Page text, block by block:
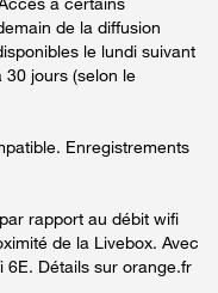
de la diffusion
le lundi suivant
30 jours (selon le
Enregistrements
rapport au débit wifi
de la Livebox. Avec
6E. Détails sur orange.fr